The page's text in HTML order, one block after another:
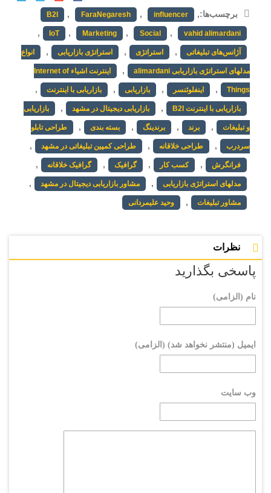
برچسب‌ها: B2I , FaraNegaresh , influencer ,
IoT , Marketing , Social , vahid alimardani
,
آژانس‌های تبلیغاتی , استراتژی , استراتژی بازاریابی , انواع
مدلهای استراتژی بازاریابی alimardani , اینترنت اشیاء Internet of
Things
, اینفلوئنسر , بازاریابی , بازاریابی با اینترنت ,
بازاریابی با اینترنت B2I , بازاریابی دیجیتال در مشهد , بازاریابی
و تبلیغات , برند , برندینگ , بسته بندی , طراحی تابلو
سردرب , طراحی خلاقانه , طراحی کمپین تبلیغاتی در مشهد ,
فرانگرش , کسب کار , گرافیک , گرافیک خلاقانه ,
مدلهای استراتژی بازاریابی , مشاور بازاریابی دیجیتال در مشهد ,
مشاور تبلیغات , وحید علیمردانی
نظرات
پاسخی بگذارید
نام (الزامی)
ایمیل (منتشر نخواهد شد) (الزامی)
وب سایت